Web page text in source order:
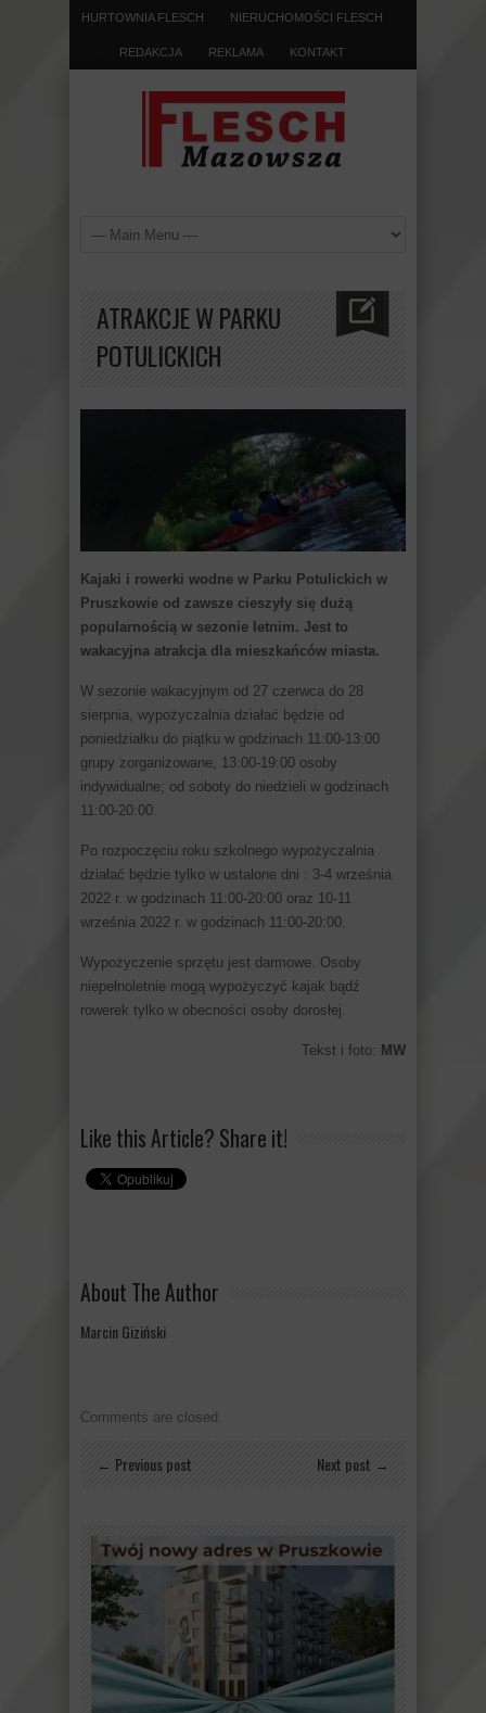
HURTOWNIA FLESCH NIERUCHOMOŚCI FLESCH
REDAKCJA REKLAMA KONTAKT
ATRAKCJE W PARKU
POTULICKICH
Kajaki i rowerki wodne w Parku Potulickich w
Pruszkowie od zawsze cieszyły się dużą
popularnością w sezonie letnim. Jest to
wakacyjna atrakcja dla mieszkańców miasta.
W sezonie wakacyjnym od 27 czerwca do 28
sierpnia, wypożyczalnia działać będzie od
poniedziałku do piątku w godzinach 11:00-13:00
grupy zorganizowane, 13:00-19:00 osoby
indywidualne; od soboty do niedzieli w godzinach
11:00-20:00.
Po rozpoczęciu roku szkolnego wypożyczalnia
działać będzie tylko w ustalone dni : 3-4 września
2022 r. w godzinach 11:00-20:00 oraz 10-11
września 2022 r. w godzinach 11:00-20:00.
Wypożyczenie sprzętu jest darmowe. Osoby
niepełnoletnie mogą wypożyczyć kajak bądź
rowerek tylko w obecności osoby dorosłej.
Tekst i foto: MW
Like this Article? Share it!
About The Author
Marcin Giziński
Comments are closed.
← Previous post Next post →